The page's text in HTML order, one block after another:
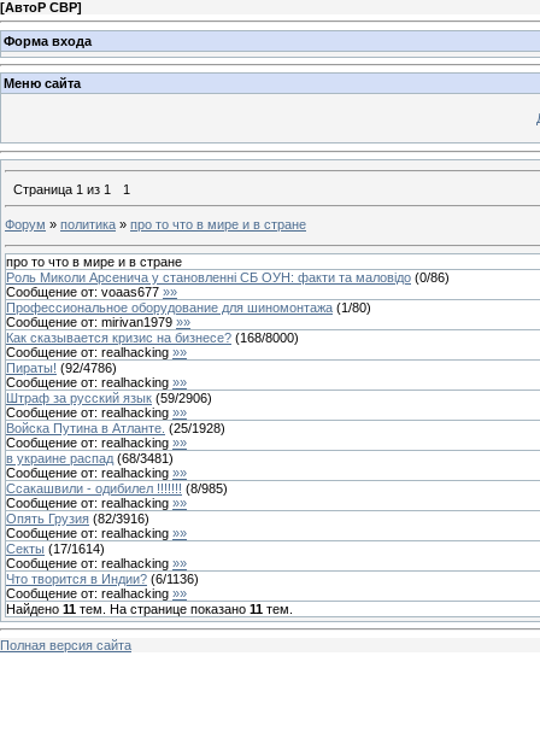
[АвтоР СВР]
Форма входа
Меню сайта
Страница 1 из 1 1
Форум » политика » про то что в мире и в стране
про то что в мире и в стране
Роль Миколи Арсенича у становленні СБ ОУН: факти та маловідо (0/86)
Сообщение от: voaas677 »»
Профессиональное оборудование для шиномонтажа (1/80)
Сообщение от: mirivan1979 »»
Как сказывается кризис на бизнесе? (168/8000)
Сообщение от: realhacking »»
Пираты! (92/4786)
Сообщение от: realhacking »»
Штраф за русский язык (59/2906)
Сообщение от: realhacking »»
Войска Путина в Атланте. (25/1928)
Сообщение от: realhacking »»
в украине распад (68/3481)
Сообщение от: realhacking »»
Ссакашвили - одибилел !!!!!!! (8/985)
Сообщение от: realhacking »»
Опять Грузия (82/3916)
Сообщение от: realhacking »»
Секты (17/1614)
Сообщение от: realhacking »»
Что творится в Индии? (6/1136)
Сообщение от: realhacking »»
Найдено 11 тем. На странице показано 11 тем.
Полная версия сайта